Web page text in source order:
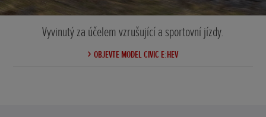
Vyvinutý za účelem vzrušující a sportovní jízdy.
OBJEVTE MODEL CIVIC E:HEV